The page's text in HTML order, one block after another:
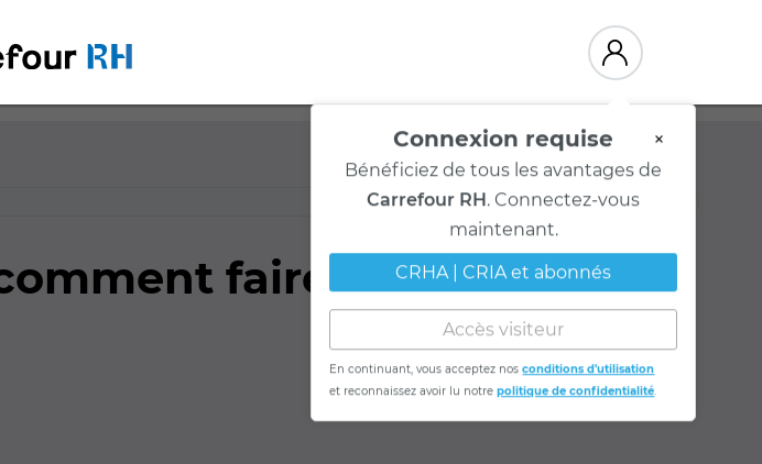
Connexion requise ×
Bénéficiez de tous les avantages de
Carrefour RH . Connectez-vous
maintenant.
CRHA | CRIA et abonnés
Accès visiteur
En continuant, vous acceptez nos conditions d'utilisation
et reconnaissez avoir lu notrepolitique de confidentialité
faire vite et bien!